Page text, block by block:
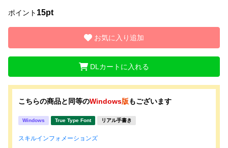
ポイント 15pt
お気に入り追加
DLカートに入れる
こちらの商品と同等のWindows版もございます
Windows True Type Font リアル手書き
スキルインフォメーションズ